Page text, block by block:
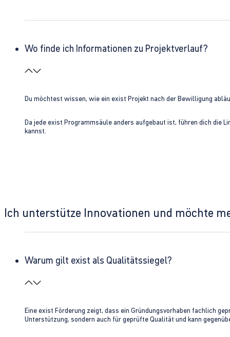
Wo finde ich Informationen zu Projektverlauf?
Du möchtest wissen, wie ein exist Projekt nach der Bewilligung
Da jede exist Programmsäule anders aufgebaut ist, führen dich die
kannst.
Ich unterstütze Innovationen und möchte
Warum gilt exist als Qualitätssiegel?
Eine exist Förderung zeigt, dass ein Gründungsvorhaben fachlich
Unterstützung, sondern auch für geprüfte Qualität und kann